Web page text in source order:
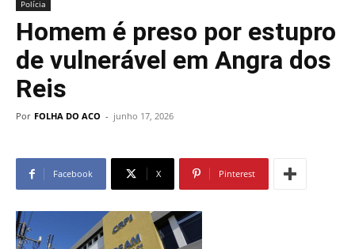
Polícia
Homem é preso por estupro
de vulnerável em Angra dos
Reis
Por FOLHA DO ACO - junho 17, 2026
Facebook X Pinterest